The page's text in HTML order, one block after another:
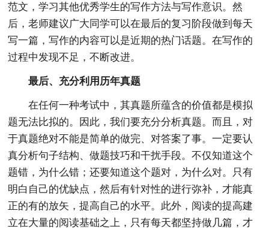
范文，学习其他优秀学生的写作方法与写作意识。然
后，老师建议广大同学可以在最后的复习阶段做到每天
写一篇，写作的内容可以是近期的热门话题。在写作的
过程中发现不足，不断改进。
最后、充分利用历年真题
在任何一种考试中，其真题所蕴含的价值都是模拟
题无法比拟的。因此，我们要充分分析真题。而且，对
于真题绝对不能是简单的做完、对答案了事。一定要认
真分析句子结构、做题技巧和干扰手段。不仅知道这个
题错，为什么错；还要知道这个题对，为什么对。只有
明白自己的优缺点，然后有针对性的进行弥补，才能真
正的有的放矢，提高自己的水平。此外，阅读的提高建
立在大量的阅读基础之上，只有每天都坚持做几篇，才